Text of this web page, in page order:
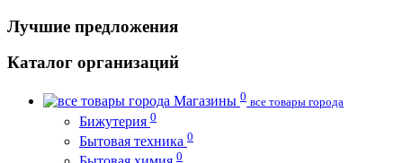
Лучшие предложения
Каталог организаций
Магазины 0 все товары города
Бижутерия 0
Бытовая техника 0
0